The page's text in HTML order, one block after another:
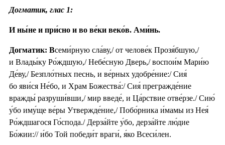
Догматик, глас 1:
И ны́не и при́сно и во ве́ки веко́в. Ами́нь.
Догматик: Всеми́рную сла́ву,/ от челове́к Прозя́бшую,/
и Влады́ку Ро́ждшую,/ Небе́сную Дверь,/ воспои́м Мари́ю
Де́ву,/ Безпло́тных песнь, и ве́рных удобре́ние:/ Сия́
бо яви́ся Не́бо, и Храм Божества́:/ Сия́ прегражде́ние
вражды́ разруши́вши,/ мир введе́, и Ца́рствие отве́рзе./ Сию́
у́бо иму́ще ве́ры Утвержде́ние,/ Побо́рника и́мамы из Нея́
Ро́ждшагося Го́спода./ Дерза́йте у́бо, дерза́йте лю́дие
Бо́жии:// и́бо Той победи́т враги́, я́ко Всеси́лен.